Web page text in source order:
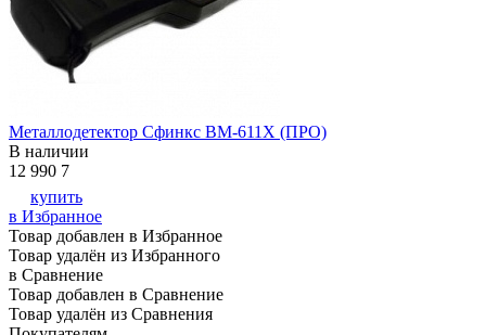
Металлодетектор Сфинкс ВМ-611Х (ПРО)
В наличии
12 990 7
купить
в Избранное
Товар добавлен в Избранное
Товар удалён из Избранного
в Сравнение
Товар добавлен в Сравнение
Товар удалён из Сравнения